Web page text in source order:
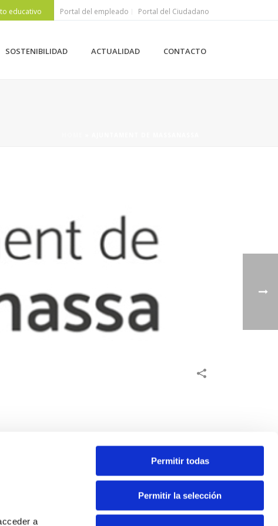
a
Permitir todas
Permitir la selección
educativo Portal del empleado Portal del Ciudadano
SOSTENIBILIDAD ACTUALIDAD CONTACTO